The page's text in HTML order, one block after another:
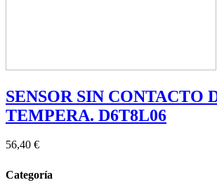
SENSOR SIN CONTACTO
TEMPERA. D6T8L06
56,40 €
Categoría